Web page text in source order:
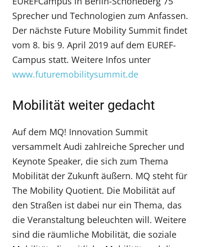
Sprecher und Technologien zum Anfassen.
Der nächste Future Mobility Summit findet
vom 8. bis 9. April 2019 auf dem EUREF-
Campus statt. Weitere Infos unter
www.futuremobilitysummit.de
Mobilität weiter gedacht
Auf dem MQ! Innovation Summit
versammelt Audi zahlreiche Sprecher und
Keynote Speaker, die sich zum Thema
Mobilität der Zukunft äußern. MQ steht für
The Mobility Quotient. Die Mobilität auf
den Straßen ist dabei nur ein Thema, das
die Veranstaltung beleuchten will. Weitere
sind die räumliche Mobilität, die soziale